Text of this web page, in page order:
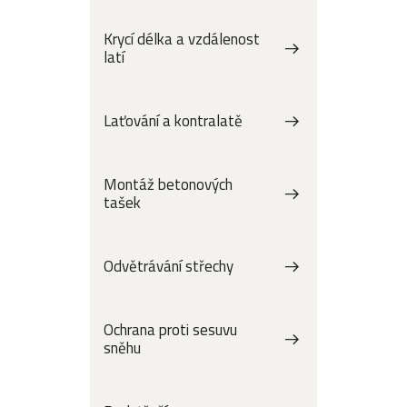
Krycí délka a vzdálenost
latí
Laťování a kontralatě
Montáž betonových
tašek
Odvětrávání střechy
Ochrana proti sesuvu
sněhu